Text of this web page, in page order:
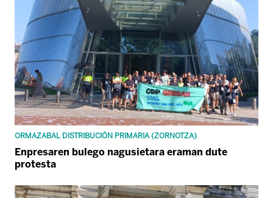
ORMAZABAL DISTRIBUCIÓN PRIMARIA (ZORNOTZA)
Enpresaren bulego nagusietara eraman dute
protesta